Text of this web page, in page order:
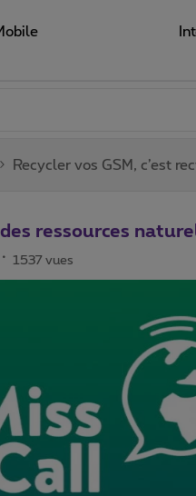
Recycler vos GSM, c’est
ressources
1537 vues